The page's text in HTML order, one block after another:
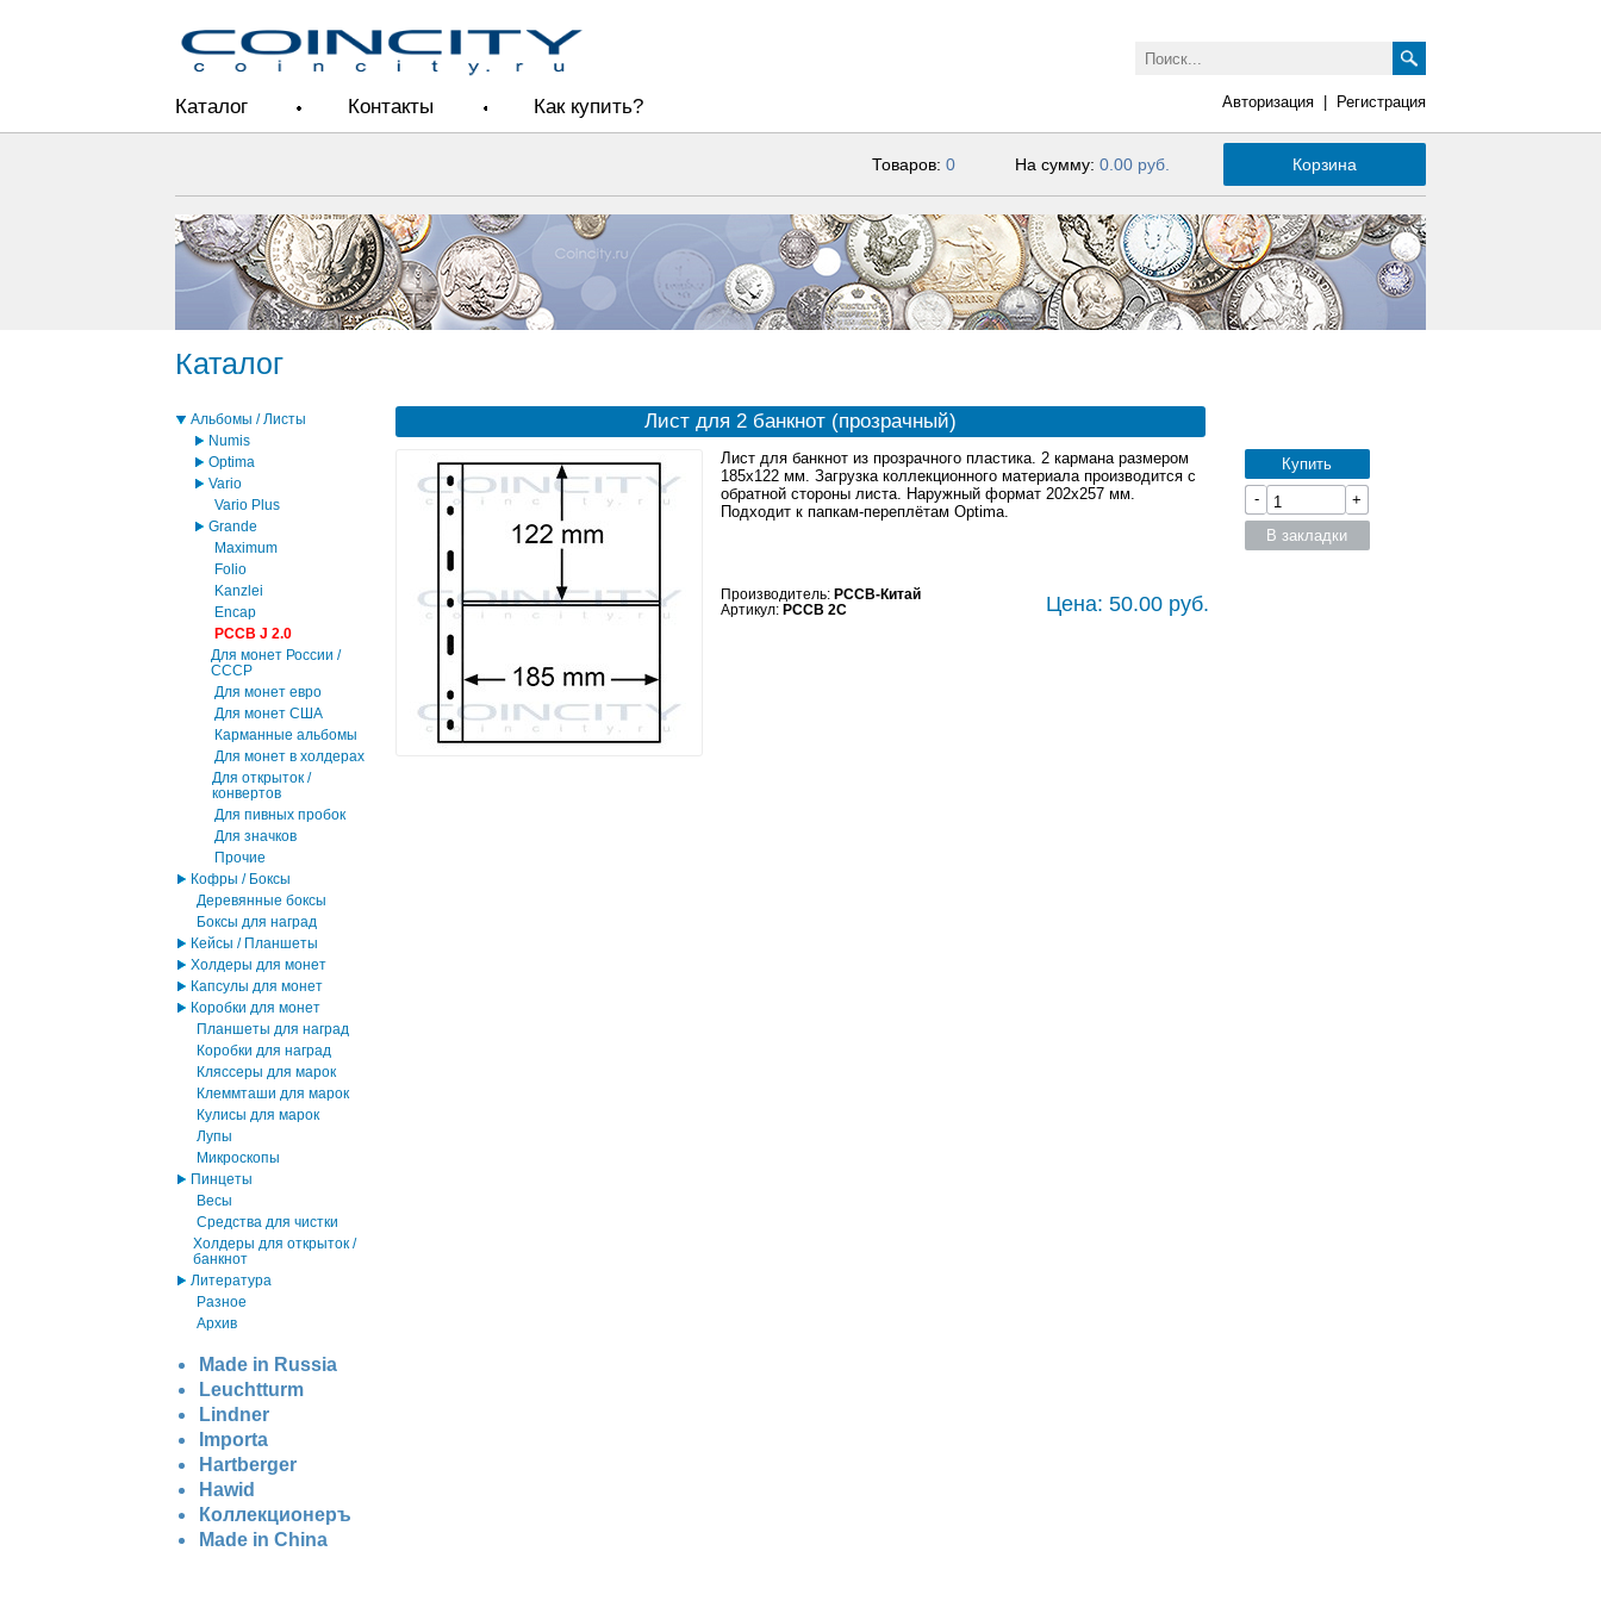
Каталог Контакты Как купить? Авторизация Регистрация
Товаров: 0 На сумму: 0.00 руб. Корзина
Каталог
Альбомы / Листы
Numis
Optima
Vario
Vario Plus
Grande
Maximum
Folio
Kanzlei
Encap
PCCB J 2.0
Для монет России /
СССР
Для монет евро
Для монет США
Карманные альбомы
Для монет в холдерах
Для открыток /
конвертов
Для пивных пробок
Для значков
Прочие
Кофры / Боксы
Деревянные боксы
Боксы для наград
Кейсы / Планшеты
Холдеры для монет
Капсулы для монет
Коробки для монет
Планшеты для наград
Коробки для наград
Кляссеры для марок
Клеммташи для марок
Кулисы для марок
Лупы
Микроскопы
Пинцеты
Весы
Средства для чистки
Холдеры для открыток /
банкнот
Литература
Разное
Архив
Made in Russia
Leuchtturm
Lindner
Importa
Hartberger
Hawid
Коллекционеръ
Made in China
Лист для 2 банкнот (прозрачный)
Лист для банкнот из прозрачного пластика. 2 кармана размером
185x122 мм. Загрузка коллекционного материала производится с
обратной стороны листа. Наружный формат 202x257 мм.
Подходит к папкам-переплётам Optima.
Производитель: PCCB-Китай
Артикул: PCCB 2C Цена: 50.00 руб.
Купить
-
+
В закладки